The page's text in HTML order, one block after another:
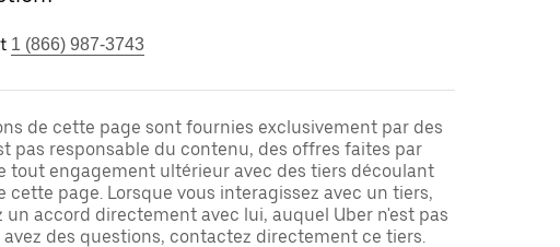
1 (866) 987-3743
de cette page sont fournies exclusivement par des
pas responsable du contenu, des offres faites par
tout engagement ultérieur avec des tiers découlant
cette page. Lorsque vous interagissez avec un tiers,
un accord directement avec lui, auquel Uber n'est pas
avez des questions, contactez directement ce tiers.